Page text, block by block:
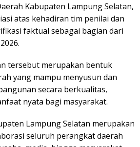
Kabupaten Lampung Selatan,
atas kehadiran tim penilai dan
faktual sebagai bagian dari
tersebut merupakan bentuk
yang mampu menyusun dan
secara berkualitas,
nyata bagi masyarakat.
Lampung Selatan merupakan
seluruh perangkat daerah